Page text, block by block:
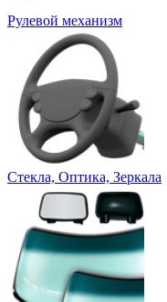
Рулевой механизм
Стекла, Оптика, Зеркала